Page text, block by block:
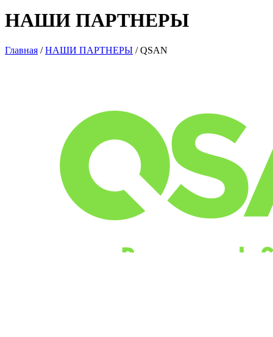
НАШИ ПАРТНЕРЫ
Главная / НАШИ ПАРТНЕРЫ / QSAN